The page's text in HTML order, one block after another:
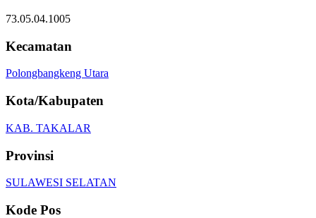
73.05.04.1005
Kecamatan
Polongbangkeng Utara
Kota/Kabupaten
KAB. TAKALAR
Provinsi
SULAWESI SELATAN
Kode Pos